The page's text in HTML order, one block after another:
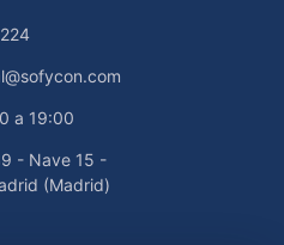
a 19:00
- Nave 15 -
(Madrid)